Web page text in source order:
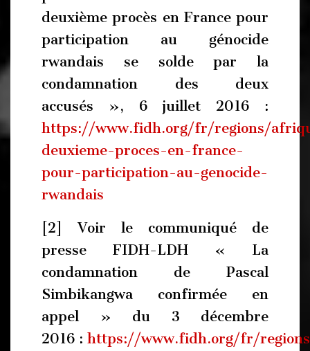
deuxième procès en France pour
participation au génocide
rwandais se solde par la
condamnation des deux
accusés », 6 juillet 2016 :
https://www.fidh.org/fr/regions/
deuxieme-proces-en-france-
pour-participation-au-genocide-
rwandais
[2] Voir le communiqué de
presse FIDH-LDH « La
condamnation de Pascal
Simbikangwa confirmée en
appel » du 3 décembre
2016 : https://www.fidh.org/fr/